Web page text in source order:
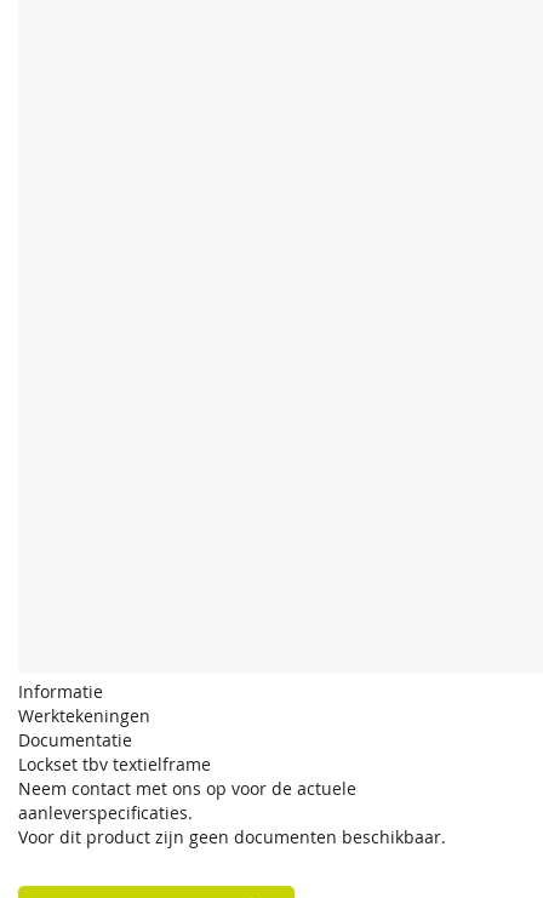
Informatie
Werktekeningen
Documentatie
Lockset tbv textielframe
Neem contact met ons op voor de actuele
aanleverspecificaties.
Voor dit product zijn geen documenten beschikbaar.